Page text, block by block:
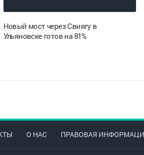
Новый мост через Свиягу в
Ульяновске готов на 81%
О НАС ПРАВОВАЯ